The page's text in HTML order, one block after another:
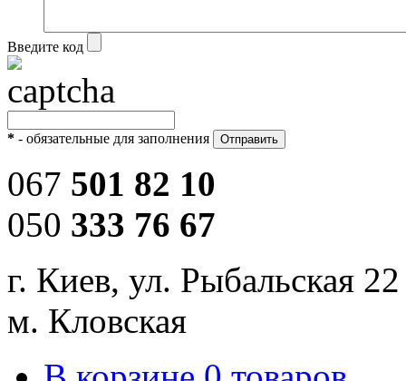
Введите код
* - обязательные для заполнения
067 501 82 10
050 333 76 67
г. Киев, ул. Рыбальская 22
м. Кловская